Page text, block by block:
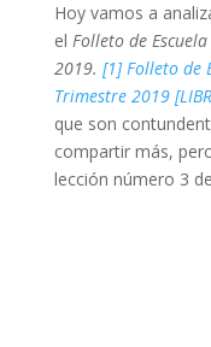
Hoy vamos a
el Folleto de
2019. [1] Folleto de
Trimestre 2019
que son
compartir más,
lección número 3